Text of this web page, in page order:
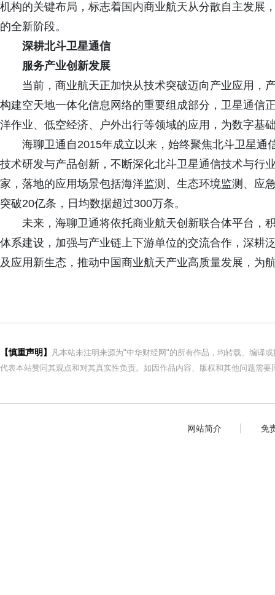
机构的关键布局，标志着国内商业航天从分散自主发展
的全新阶段。
深耕北斗卫星通信
服务产业创新发展
当前，商业航天正加快从技术突破迈向产业应用，
构建空天地一体化信息网络的重要组成部分，卫星通信
洋作业、低空经济、户外出行等领域的应用，为数字基
海聊卫通自2015年成立以来，始终聚焦北斗卫星通
技术研发与产品创新，不断深化北斗卫星通信技术与行
家，落地的应用场景包括海洋监测、生态环境监测、应
突破20亿条，日均数据超过300万条。
未来，海聊卫通将依托商业航天创新联合体平台，
体系建设，加强与产业链上下游单位的交流合作，深耕
及应用新生态，推动中国商业航天产业高质量发展，为
【慎重声明】
凡本站未注明来源为"中华财经网"的所有作品，均转载、编译
代表本站赞同其观点和对其真实性负责。如因作品内容、版权和其他问题需
网站简介 免